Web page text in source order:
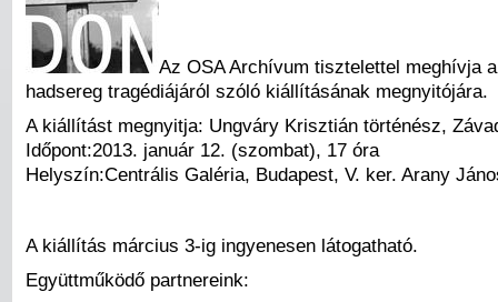
Az OSA Archívum tisztelettel meghívja
hadsereg tragédiájáról szóló kiállításának megnyitójára.
A kiállítást megnyitja: Ungváry Krisztián történész,
Időpont:2013. január 12. (szombat), 17 óra
Helyszín:Centrális Galéria, Budapest, V. ker. Arany
A kiállítás március 3-ig ingyenesen látogatható.
Együttműködő partnereink: